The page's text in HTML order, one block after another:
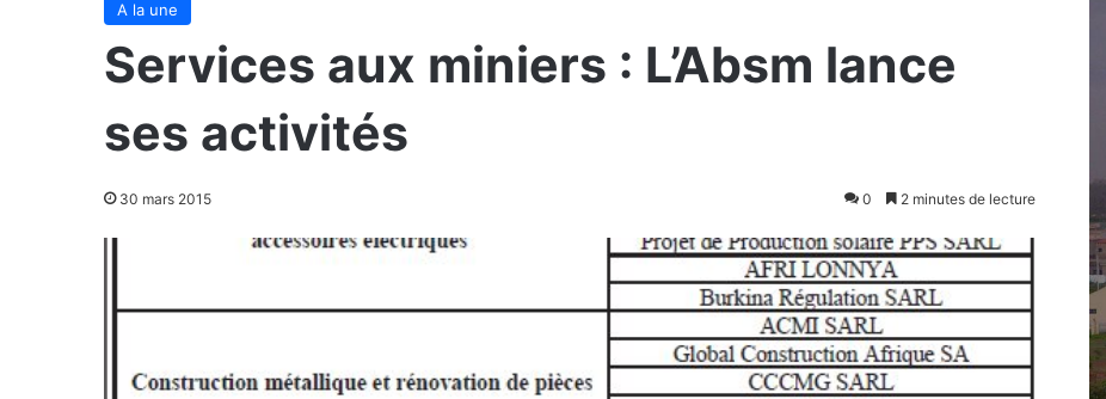
A la une
Services aux miniers : L’Absm lance
ses activités
30 mars 2015 0 2 minutes de lecture